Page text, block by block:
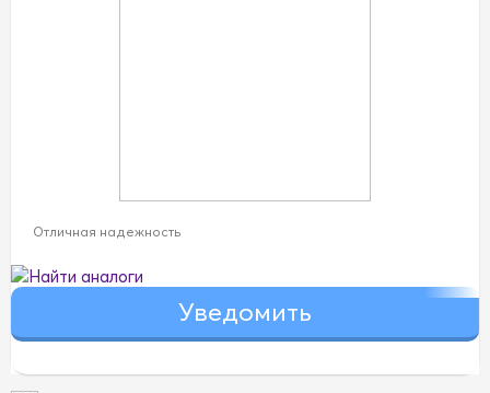
Отличная надежность
Найти аналоги